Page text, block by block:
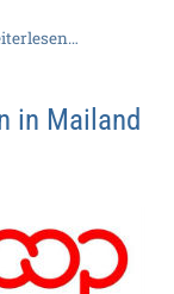
in Mailand